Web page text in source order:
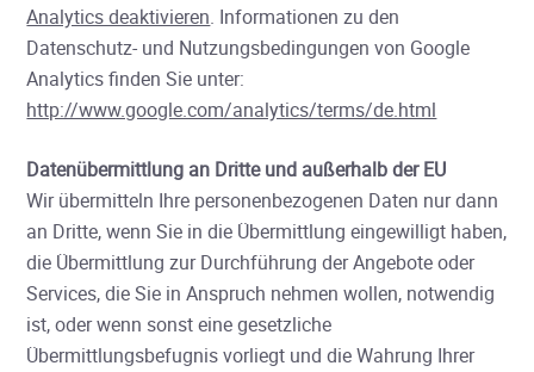
Analytics deaktivieren. Informationen zu den
Datenschutz- und Nutzungsbedingungen von Google
Analytics finden Sie unter:
http://www.google.com/analytics/terms/de.html
Datenübermittlung an Dritte und außerhalb der EU
Wir übermitteln Ihre personenbezogenen Daten nur dann
an Dritte, wenn Sie in die Übermittlung eingewilligt haben,
die Übermittlung zur Durchführung der Angebote oder
Services, die Sie in Anspruch nehmen wollen, notwendig
ist, oder wenn sonst eine gesetzliche
Übermittlungsbefugnis vorliegt und die Wahrung Ihrer